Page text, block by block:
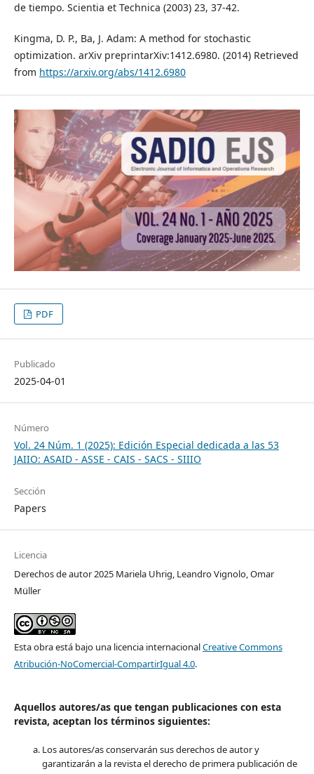
de tiempo. Scientia et Technica (2003) 23, 37-42.
Kingma, D. P., Ba, J. Adam: A method for stochastic
optimization. arXiv preprintarXiv:1412.6980. (2014) Retrieved
from https://arxiv.org/abs/1412.6980
PDF
Publicado
2025-04-01
Número
Vol. 24 Núm. 1 (2025): Edición Especial dedicada a las 53
JAIIO: ASAID - ASSE - CAIS - SACS - SIIIO
Sección
Papers
Licencia
Derechos de autor 2025 Mariela Uhrig, Leandro Vignolo, Omar
Müller
Esta obra está bajo una licencia internacionalCreative Commons
Atribución-NoComercial-CompartirIgual 4.0.
Aquellos autores/as que tengan publicaciones con esta
revista, aceptan los términos siguientes:
Los autores/as conservarán sus derechos de autor y
garantizarán a la revista el derecho de primera publicación de